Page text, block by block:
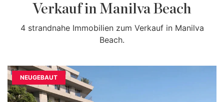
Verkauf in Manilva Beach
4 strandnahe Immobilien zum Verkauf in Manilva
Beach.
NEUGEBAUT